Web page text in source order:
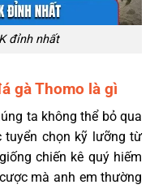
đỉnh nhất
gà Thomo là gì
ta không thể bỏ qua
chọn kỹ lưỡng từ
chiến kê quý hiếm
mà anh em thường